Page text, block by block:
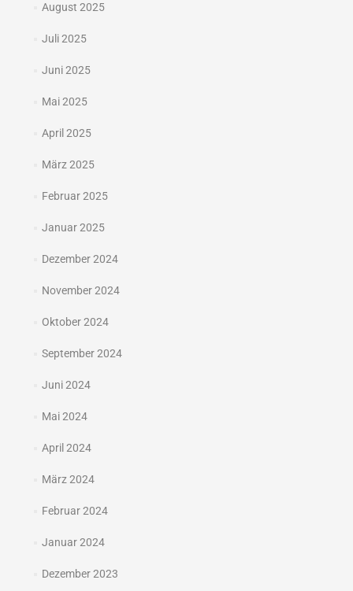
August 2025
Juli 2025
Juni 2025
Mai 2025
April 2025
März 2025
Februar 2025
Januar 2025
Dezember 2024
November 2024
Oktober 2024
September 2024
Juni 2024
Mai 2024
April 2024
März 2024
Februar 2024
Januar 2024
Dezember 2023